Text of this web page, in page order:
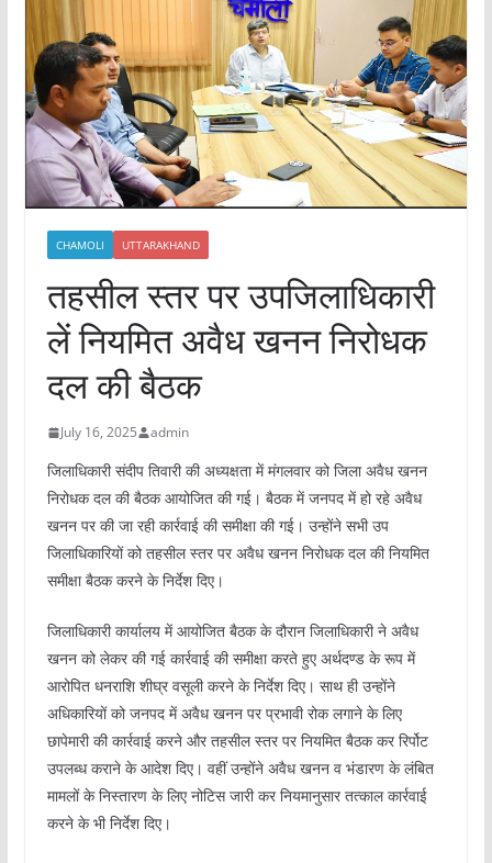
CHAMOLI UTTARAKHAND
तहसील स्तर पर उपजिलाधिकारी
लें नियमित अवैध खनन निरोधक
दल की बैठक
July 16, 2025 admin
जिलाधिकारी संदीप तिवारी की अध्यक्षता में मंगलवार को जिला अवैध खनन
निरोधक दल की बैठक आयोजित की गई। बैठक में जनपद में हो रहे अवैध
खनन पर की जा रही कार्रवाई की समीक्षा की गई। उन्होंने सभी उप
जिलाधिकारियों को तहसील स्तर पर अवैध खनन निरोधक दल की नियमित
समीक्षा बैठक करने के निर्देश दिए।
जिलाधिकारी कार्यालय में आयोजित बैठक के दौरान जिलाधिकारी ने अवैध
खनन को लेकर की गई कार्रवाई की समीक्षा करते हुए अर्थदण्ड के रूप में
आरोपित धनराशि शीघ्र वसूली करने के निर्देश दिए। साथ ही उन्होंने
अधिकारियों को जनपद में अवैध खनन पर प्रभावी रोक लगाने के लिए
छापेमारी की कार्रवाई करने और तहसील स्तर पर नियमित बैठक कर रिर्पोट
उपलब्ध कराने के आदेश दिए। वहीं उन्होंने अवैध खनन व भंडारण के लंबित
मामलों के निस्तारण के लिए नोटिस जारी कर नियमानुसार तत्काल कार्रवाई
करने के भी निर्देश दिए।